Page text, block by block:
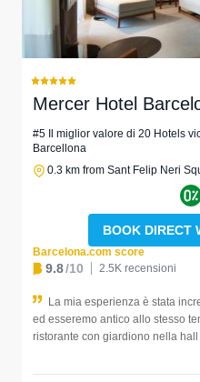
Mercer Hotel
#5 Il miglior valore di 20 Hotels
Barcellona
0.3 km from Sant Felip Neri
BOOK DIRECT
Barcelona.com score
9.8/10 2.5K recensioni
La mia esperienza è stata
ed esseremo antico allo stesso
ristorante con giardiono nella